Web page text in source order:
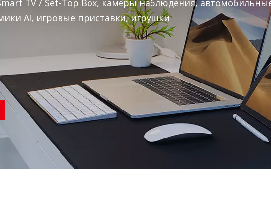
TV / Set-Top Box, камеры наблюдения,
AI, игровые приставки, игрушки